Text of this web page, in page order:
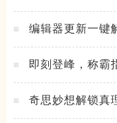
编辑器更新一键
即刻登峰，称霸
奇思妙想解锁真